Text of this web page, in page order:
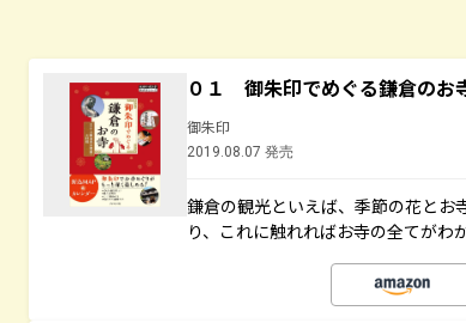
０１ 御朱印でめぐる鎌倉の
御朱印
2019.08.07 発売
鎌倉の観光といえば、季節の花とお
り、これに触れればお寺の全てがわ